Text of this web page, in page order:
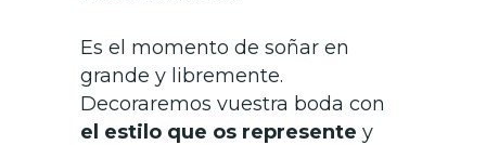
Es el momento de soñar en
grande y libremente.
Decoraremos vuestra boda con
el estilo que os represente y